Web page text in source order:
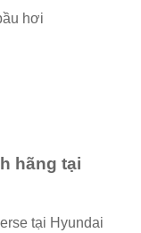
hơi
hãng tại
tại Hyundai